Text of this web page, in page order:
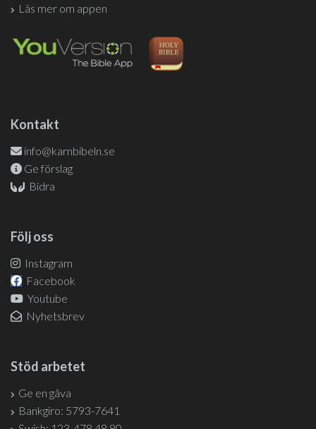
Läs mer om appen
Kontakt
info@karnbibeln.se
Ge förslag
Bidra
Följ oss
Instagram
Facebook
Youtube
Nyhetsbrev
Stöd arbetet
Ge en gåva
Bankgiro: 5793-7641